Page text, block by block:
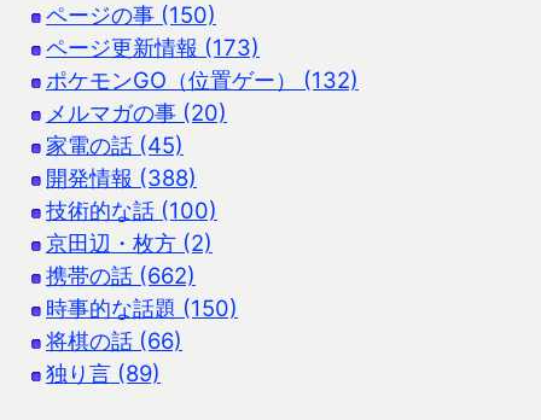
ページの事 (150)
ページ更新情報 (173)
ポケモンGO（位置ゲー） (132)
メルマガの事 (20)
家電の話 (45)
開発情報 (388)
技術的な話 (100)
京田辺・枚方 (2)
携帯の話 (662)
時事的な話題 (150)
将棋の話 (66)
独り言 (89)